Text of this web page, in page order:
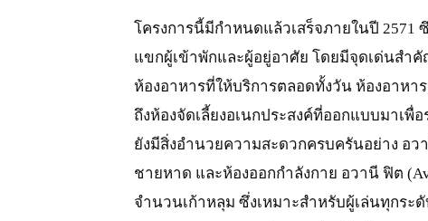
โครงการนี้มีกำหนดแล้วเสร็จภายในปี
แขกผู้เข้าพักและผู้อยู่อาศัย โดยมีจุดเด่นสำ
ห้องอาหารที่ให้บริการตลอดทั้งวัน ห้องอาห
ถึงห้องจัดเลี้ยงอเนกประสงค์ที่ออกแบบมาเพื่
ยังมีสิ่งอำนวยความสะดวกครบครันอย่าง อ
ชายหาด และห้องออกกำลังกาย อวานี ฟิต
จำนวนเก้าหลุม ซึ่งเหมาะสำหรับผู้เล่นทุกร